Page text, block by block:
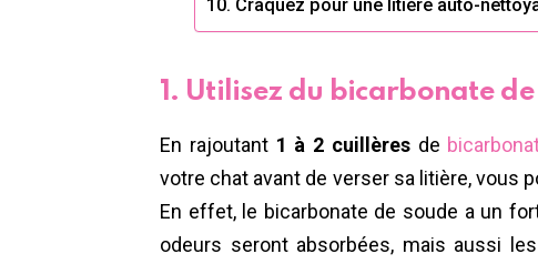
10. Craquez pour une litière auto-
1. Utilisez du bicarbonate
En rajoutant 1 à 2 cuillèresde
votre chat avant de verser sa litière, vous
En effet, le bicarbonate de soude a un
odeurs seront absorbées, mais aussi